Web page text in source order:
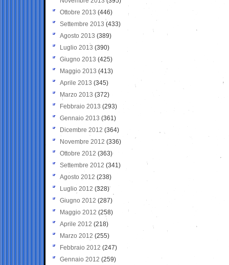
Ottobre 2013 (446)
Settembre 2013 (433)
Agosto 2013 (389)
Luglio 2013 (390)
Giugno 2013 (425)
Maggio 2013 (413)
Aprile 2013 (345)
Marzo 2013 (372)
Febbraio 2013 (293)
Gennaio 2013 (361)
Dicembre 2012 (364)
Novembre 2012 (336)
Ottobre 2012 (363)
Settembre 2012 (341)
Agosto 2012 (238)
Luglio 2012 (328)
Giugno 2012 (287)
Maggio 2012 (258)
Aprile 2012 (218)
Marzo 2012 (255)
Febbraio 2012 (247)
Gennaio 2012 (259)